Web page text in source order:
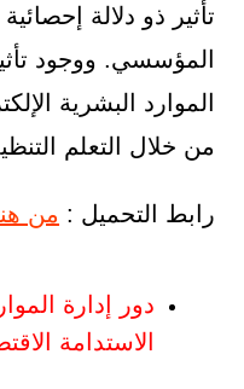
تأثير ذو دلالة
المؤسسي. ووجود
الموارد البشرية
من خلال التعلم
رابط التحميل : من
دور إدارة
الاستدامة